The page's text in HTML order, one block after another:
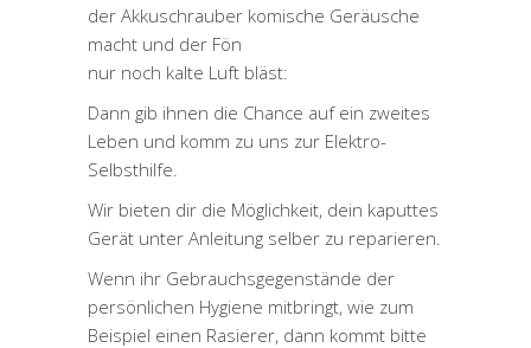
der Akkuschrauber komische Geräusche
macht und der Fön
nur noch kalte Luft bläst:
Dann gib ihnen die Chance auf ein zweites
Leben und komm zu uns zur Elektro-
Selbsthilfe.
Wir bieten dir die Möglichkeit, dein kaputtes
Gerät unter Anleitung selber zu reparieren.
Wenn ihr Gebrauchsgegenstände der
persönlichen Hygiene mitbringt, wie zum
Beispiel einen Rasierer, dann kommt bitte